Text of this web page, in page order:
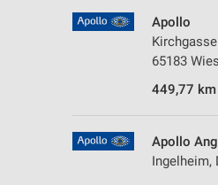
Apollo
Kirchgasse
65183
449,77 km
Apollo
Ingelheim,
Messung der Performance von
Analyse von Zielgruppen durch
Entwicklung und Verbesserung
Verwendung reduzierter Daten